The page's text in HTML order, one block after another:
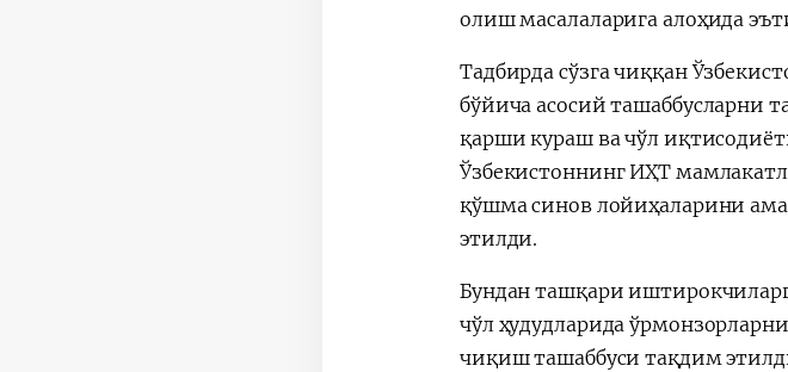
олиш масалаларига алоҳида
Тадбирда сўзга чиққан
бўйича асосий ташаббусларни
қарши кураш ва чўл
Ўзбекистоннинг ИҲТ
қўшма синов лойиҳаларини
этилди.
Бундан ташқари
чўл ҳудудларида
чиқиш ташаббуси тақдим